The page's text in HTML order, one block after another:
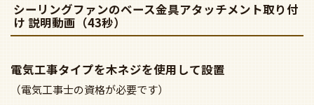
シーリングファンのベース金具アタッチメント取り付
け 説明動画（43秒）
電気工事タイプを木ネジを使用して設置
（電気工事士の資格が必要です）